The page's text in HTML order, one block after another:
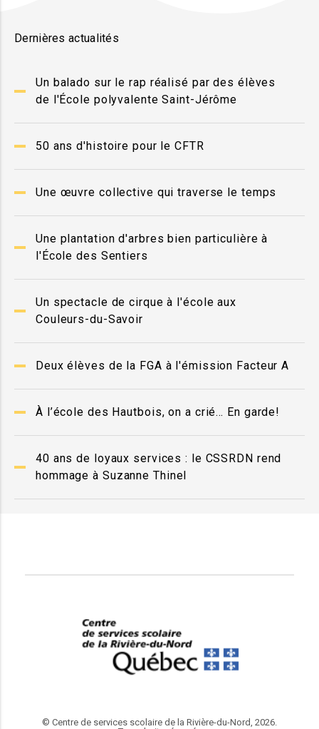
Dernières actualités
Un balado sur le rap réalisé par des élèves
de l'École polyvalente Saint-Jérôme
50 ans d'histoire pour le CFTR
Une œuvre collective qui traverse le temps
Une plantation d'arbres bien particulière à
l'École des Sentiers
Un spectacle de cirque à l'école aux
Couleurs-du-Savoir
Deux élèves de la FGA à l'émission Facteur A
À l’école des Hautbois, on a crié… En garde!
40 ans de loyaux services : le CSSRDN rend
hommage à Suzanne Thinel
© Centre de services scolaire de la Rivière-du-Nord, 2026.